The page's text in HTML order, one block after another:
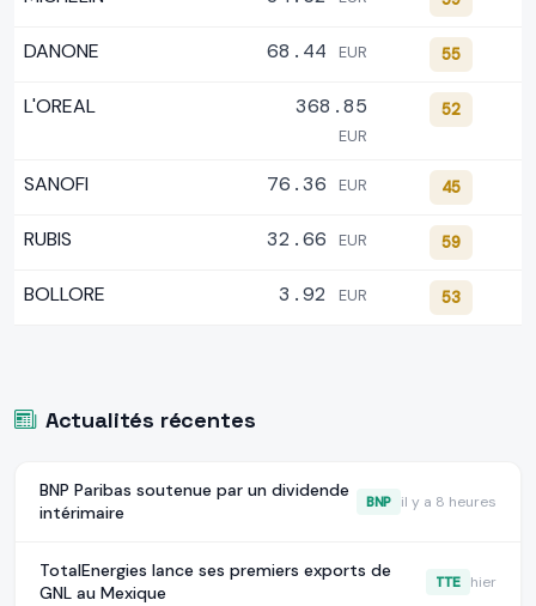
DANONE 68.44 EUR 55
L'OREAL 368.85
EUR
52
SANOFI 76.36 EUR 45
RUBIS 32.66 EUR 59
BOLLORE 3.92 EUR 53
Actualités récentes
BNP Paribas soutenue par un dividende
intérimaire
BNP il y a 8 heures
TotalEnergies lance ses premiers exports de
GNL au Mexique
TTE hier